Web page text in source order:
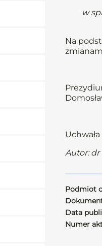
w
Na
Autor: dr
Podmiot
Data
Numer